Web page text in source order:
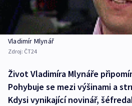
Vladimír Mlynář
Zdroj: ČT24
Život Vladimíra Mlynáře
Pohybuje se mezi výšinami a
Kdysi vynikající novinář,